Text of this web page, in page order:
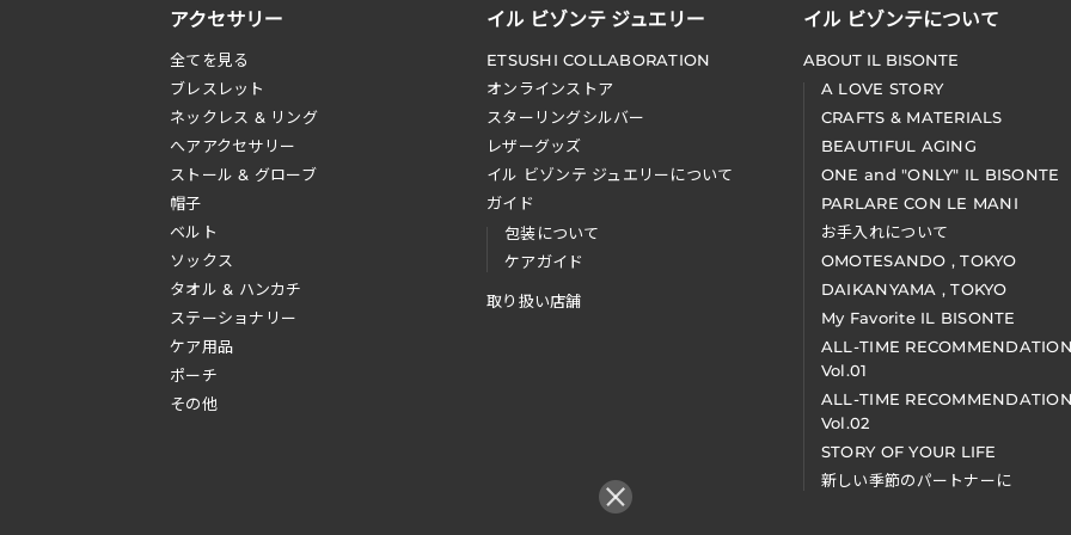
アクセサリー
全てを見る
ブレスレット
ネックレス & リング
へアアクセサリー
ストール & グローブ
帽子
ベルト
ソックス
タオル & ハンカチ
ステーショナリー
ケア用品
ポーチ
その他
イル ビゾンテ ジュエリー
ETSUSHI COLLABORATION
オンラインストア
スターリングシルバー
レザーグッズ
イル ビゾンテ ジュエリーについて
ガイド
包装について
ケアガイド
取り扱い店舗
イル ビゾンテについて
ABOUT IL BISONTE
A LOVE STORY
CRAFTS & MATERIALS
BEAUTIFUL AGING
ONE and "ONLY" IL BISONTE
PARLARE CON LE MANI
お手入れについて
OMOTESANDO , TOKYO
DAIKANYAMA , TOKYO
My Favorite IL BISONTE
ALL-TIME
Vol.01
ALL-TIME
Vol.02
STORY OF YOUR LIFE
新しい季節のパートナーに